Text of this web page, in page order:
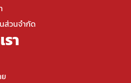
ส่วนจำกัด
า
ย